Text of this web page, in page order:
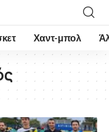
Χαντ-μπολ